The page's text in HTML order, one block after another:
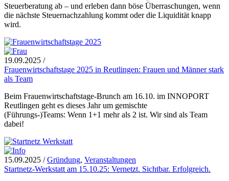
Steuerberatung ab – und erleben dann böse Überraschungen, wenn
die nächste Steuernachzahlung kommt oder die Liquidität knapp
wird.
19.09.2025 /
Frauenwirtschaftstage 2025 in Reutlingen: Frauen und Männer stark
als Team
Beim Frauenwirtschaftstage-Brunch am 16.10. im INNOPORT
Reutlingen geht es dieses Jahr um gemischte
(Führungs-)Teams: Wenn 1+1 mehr als 2 ist. Wir sind als Team
dabei!
15.09.2025 /Gründung, Veranstaltungen
Startnetz-Werkstatt am 15.10.25: Vernetzt. Sichtbar. Erfolgreich.